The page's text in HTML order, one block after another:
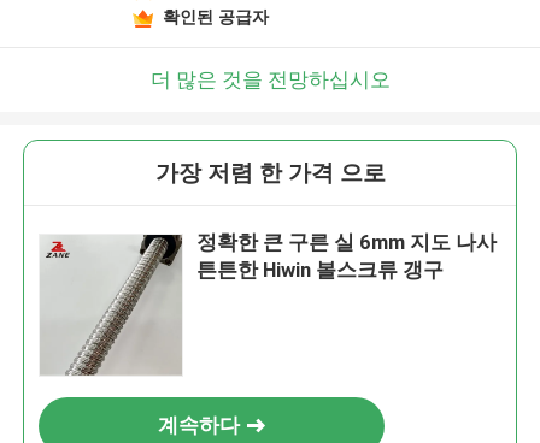
확인된 공급자
더 많은 것을 전망하십시오
가장 저렴 한 가격 으로
정확한 큰 구른 실 6mm 지도 나사
튼튼한 Hiwin 볼스크류 갱구
계속하다